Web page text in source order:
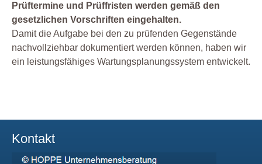
Prüftermine und Prüffristen werden gemäß den
gesetzlichen Vorschriften eingehalten.
Damit die Aufgabe bei den zu prüfenden Gegenstände
nachvollziehbar dokumentiert werden können, haben wir
ein leistungsfähiges Wartungsplanungssystem entwickelt.
Kontakt